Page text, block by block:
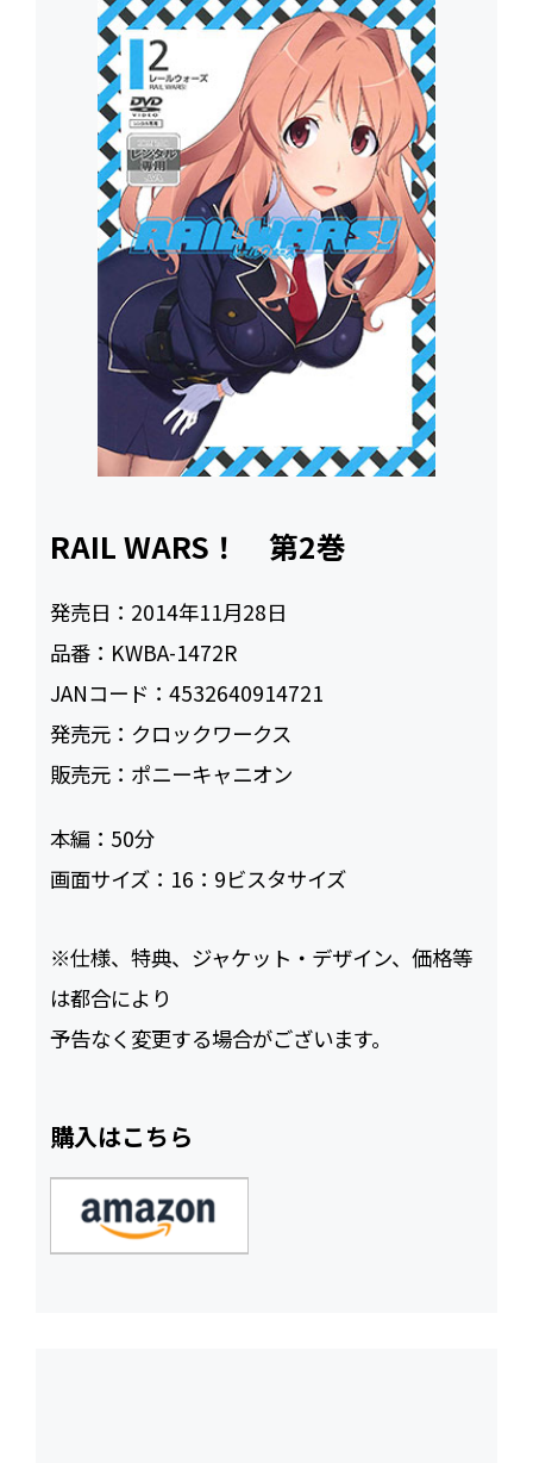
RAIL WARS！ 第2巻
発売日： 2014年11月28日
品番： KWBA-1472R
JANコード：4532640914721
発売元： クロックワークス
販売元： ポニーキャニオン
本編： 50
画面サイズ： 16：9ビスタサイズ
※仕様、特典、ジャケット・デザイン、価格等
は都合により
予告なく変更する場合がございます。
購入はこちら